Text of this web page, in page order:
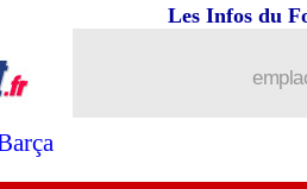
Les Infos du
ne boude pas son plaisir
coup pour Verratti ?
veut voir Messi finir au